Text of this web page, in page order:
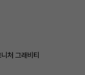
처 그래비티